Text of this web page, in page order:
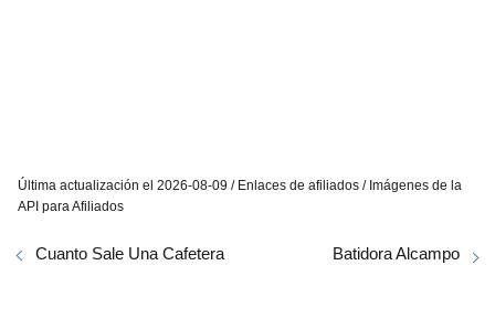
Última actualización el 2026-08-09 / Enlaces de afiliados / Imágenes de la
API para Afiliados
Cuanto Sale Una Cafetera Batidora Alcampo